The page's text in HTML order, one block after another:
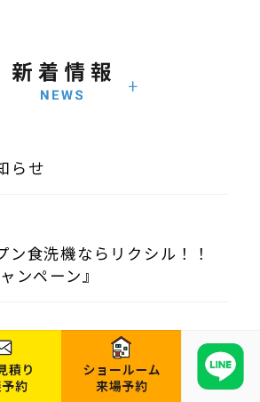
らせ
ン食洗機ならリクシル！！
ンペーン』
X・G ご購入者様キャン
なトイレは足元から～